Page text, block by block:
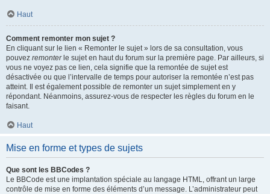
Haut
Comment remonter mon sujet ?
En cliquant sur le lien « Remonter le sujet » lors de sa consultation, vous
pouvez remonterle sujet en haut du forum sur la première page. Par ailleurs, si
vous ne voyez pas ce lien, cela signifie que la remontée de sujet est
désactivée ou que l’intervalle de temps pour autoriser la remontée n’est pas
atteint. Il est également possible de remonter un sujet simplement en y
répondant. Néanmoins, assurez-vous de respecter les règles du forum en le
faisant.
Haut
Mise en forme et types de sujets
Que sont les BBCodes ?
Le BBCode est une implantation spéciale au langage HTML, offrant un large
contrôle de mise en forme des éléments d’un message. L’administrateur peut